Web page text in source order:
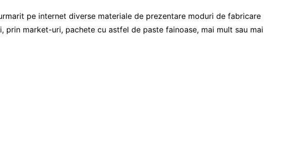
pe internet diverse materiale de prezentare moduri de fabricare
market-uri, pachete cu astfel de paste fainoase, mai mult sau mai